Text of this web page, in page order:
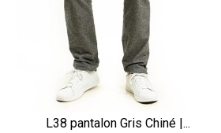
L38 pantalon Gris Chiné |...